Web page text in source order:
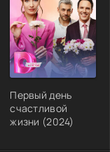
Первый день
счастливой
жизни (2024)